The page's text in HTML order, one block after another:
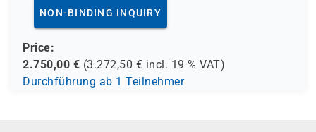
NON-BINDING INQUIRY
Price:
2.750,00 € (3.272,50 € incl. 19 % VAT)
Durchführung ab 1 Teilnehmer